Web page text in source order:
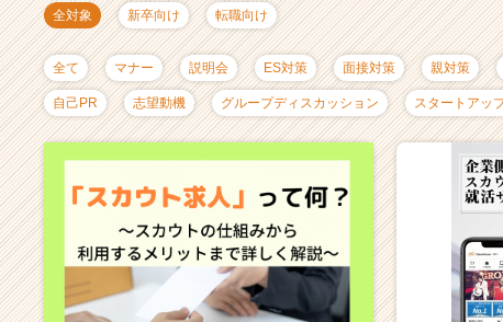
キ
ャ
リ
ア
（C
e
r
a
r
e
e
全対象 新卒向け 転職向け
全て マナー 説明会 ES対策 面接対策 親対策
自己PR 志望動機 グループディスカッション スタートアッ